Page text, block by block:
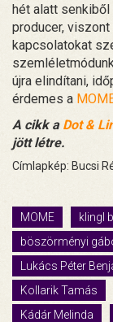
hét alatt
producer,
kapcsolatokat
újra elindítani,
érdemes a
A cikk a Dot &
jött létre.
Címlapkép: Bucsi
MOME klingl
böszörményi
Lukács Péter
Kollarik Tamás
Kádár Melinda